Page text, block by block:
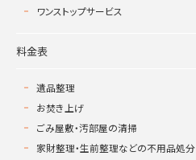
ワンストップサービス
料金表
遺品整理
お焚き上げ
ごみ屋敷・汚部屋の清掃
家財整理・生前整理などの不用品処分